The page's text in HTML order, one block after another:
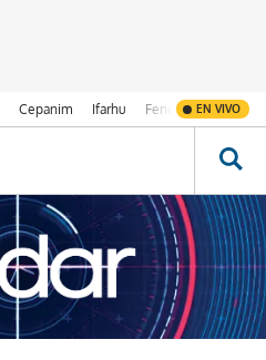
Cepanim Ifarhu Fenómeno de El
EN VIVO